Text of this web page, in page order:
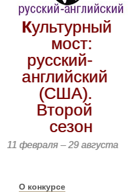
Культурный
мост:
русский-
английский
(США).
Второй
сезон
11 февраля – 29 августа
О конкурсе